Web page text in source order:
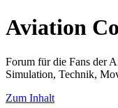
Aviation
Forum für die Fans der
Simulation, Technik,
Zum Inhalt